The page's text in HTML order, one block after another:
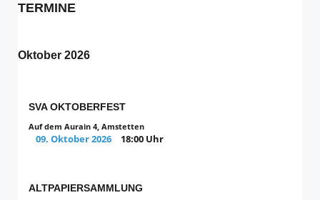
TERMINE
Oktober 2026
SVA OKTOBERFEST
Auf dem Aurain 4, Amstetten
09. Oktober 2026 18:00 Uhr
ALTPAPIERSAMMLUNG